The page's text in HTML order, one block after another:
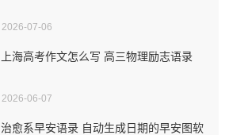
2026-07-06
上海高考作文怎么写 高三物理励志语录
2026-06-07
治愈系早安语录 自动生成日期的早安图软